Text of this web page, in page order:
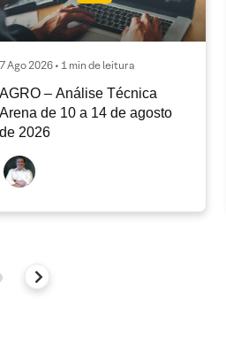
7 Ago 2026 • 1 min de leitura
AGRO – Análise Técnica
Arena de 10 a 14 de agosto
de 2026